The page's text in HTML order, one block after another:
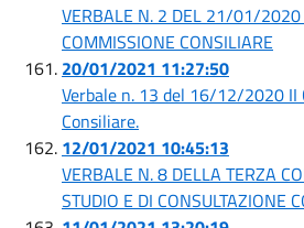
VERBALE N. 2 DEL 21/01/2020
COMMISSIONE CONSILIARE
20/01/2021 11:27:50
Verbale n. 13 del 16/12/2020 II
Consiliare.
12/01/2021 10:45:13
VERBALE N. 8 DELLA TERZA
STUDIO E DI CONSULTAZIONE